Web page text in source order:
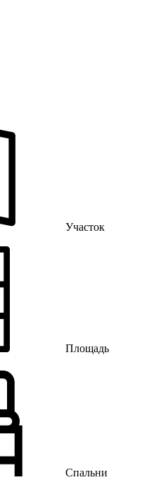
Участок
Площадь
Спальни